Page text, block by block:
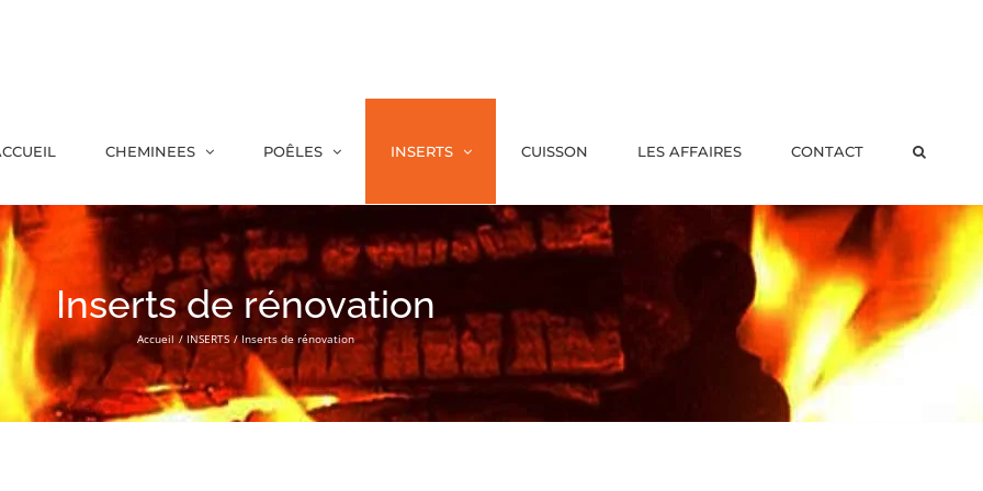
CHEMINEES POÊLES INSERTS CUISSON LES AFFAIRES CONTACT
Inserts de rénovation
Accueil INSERTS Inserts de rénovation